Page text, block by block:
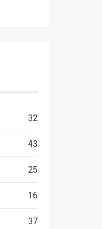
32
43
25
16
37